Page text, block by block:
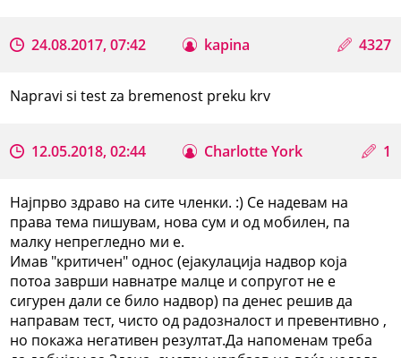
24.08.2017, 07:42 kapina 4327
Napravi si test za bremenost preku krv
12.05.2018, 02:44 Charlotte York 1
Најпрво здраво на сите членки. :) Се надевам на
права тема пишувам, нова сум и од мобилен, па
малку непрегледно ми е.
Имав "критичен" однос (ејакулација надвор која
потоа заврши навнатре малце и сопругот не е
сигурен дали се било надвор) па денес решив да
направам тест, чисто од радозналост и превентивно ,
но покажа негативен резултат.Да напоменам треба